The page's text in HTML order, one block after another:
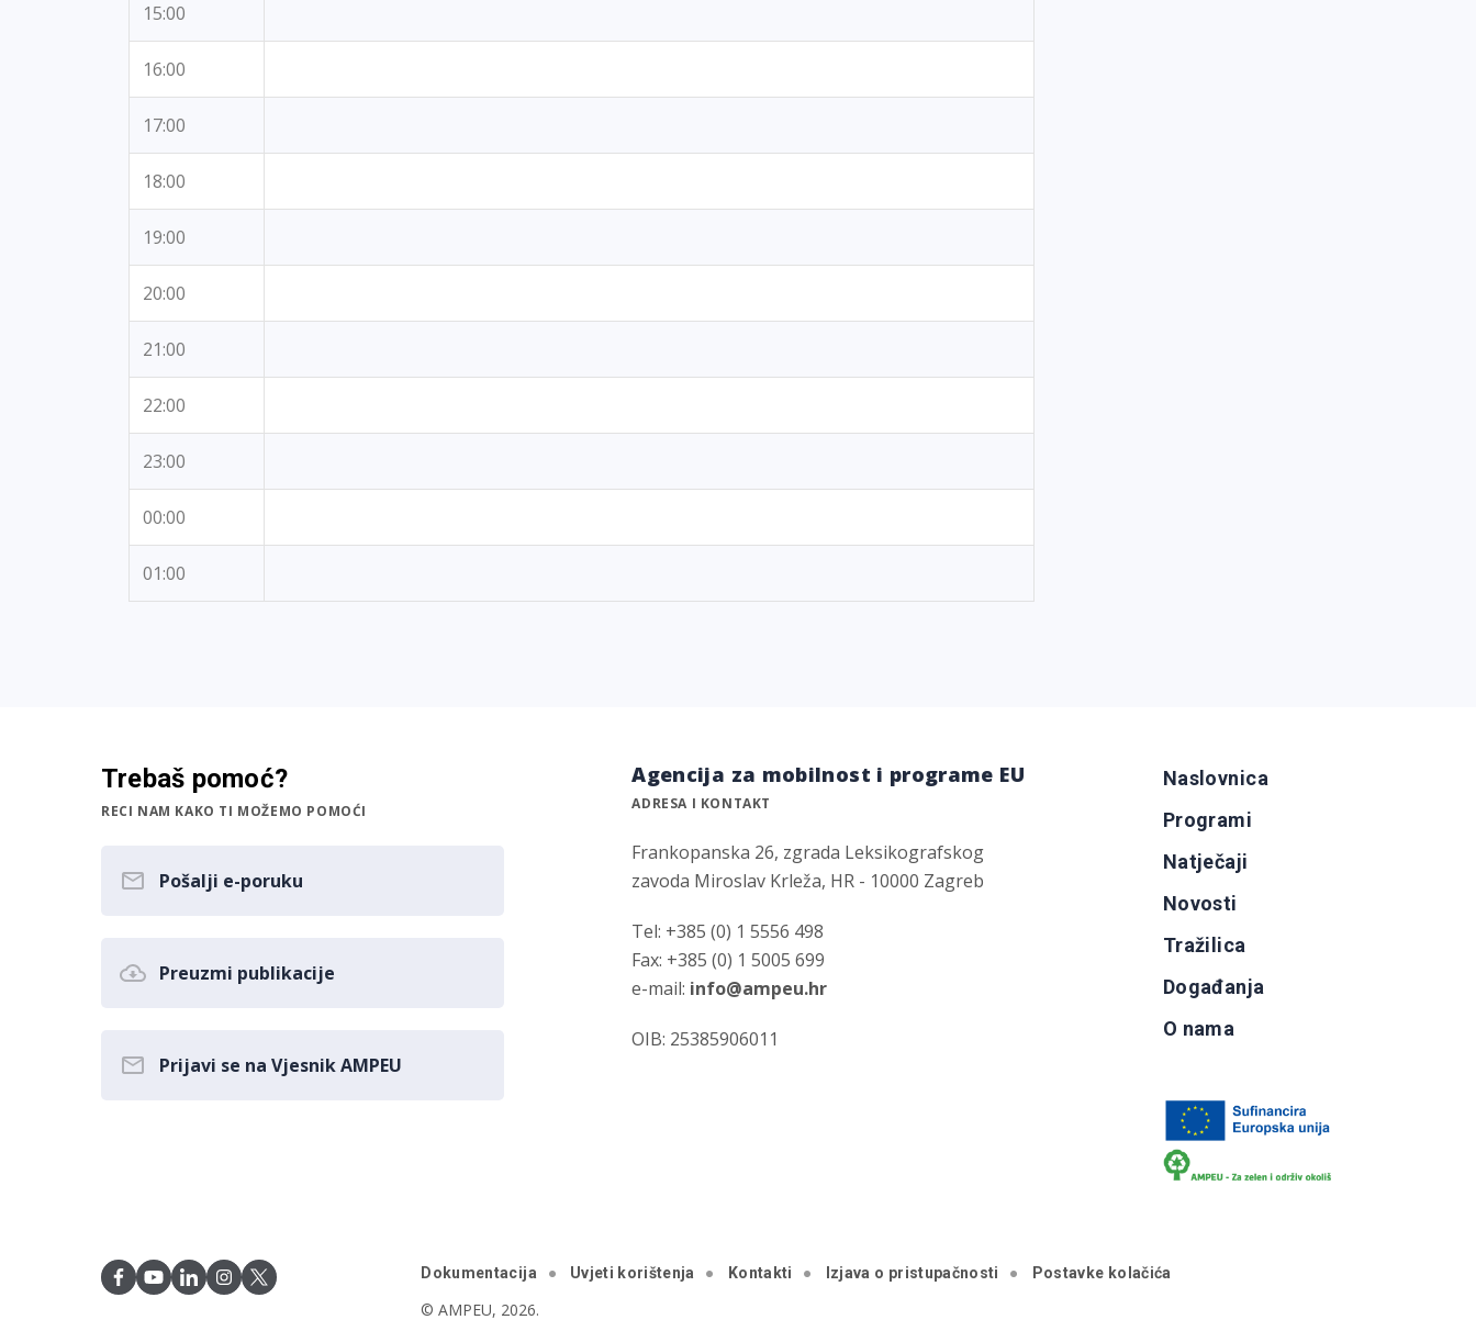
15:00
16:00
17:00
18:00
19:00
20:00
21:00
22:00
23:00
00:00
01:00
Trebaš pomoć?
RECI NAM KAKO TI MOŽEMO POMOĆI
Pošalji e-poruku
Preuzmi publikacije
Prijavi se na Vjesnik AMPEU
Agencija za mobilnost i programe EU
ADRESA I KONTAKT
Frankopanska 26, zgrada Leksikografskog
zavoda Miroslav Krleža, HR - 10000 Zagreb
Tel: +385 (0) 1 5556 498
Fax: +385 (0) 1 5005 699
e-mail: info@ampeu.hr
OIB: 25385906011
Naslovnica
Programi
Natječaji
Novosti
Tražilica
Događanja
O nama
Dokumentacija Uvjeti korištenja Kontakti Izjava o pristupačnosti Postavke kolačića
© AMPEU, 2026.